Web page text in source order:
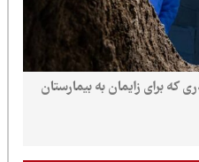
زایمان به بیمارستان